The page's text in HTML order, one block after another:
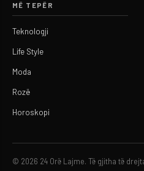
MË TEPËR
Teknologji
Life Style
Moda
Rozë
Horoskopi
© 2026 24 Orë Lajme. Të gjitha të